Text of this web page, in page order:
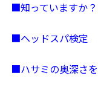
■知っていますか
■ヘッドスパ検定
■ハサミの奥深さ